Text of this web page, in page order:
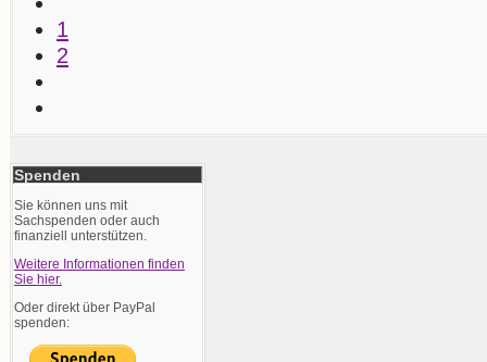
1
2
Spenden
Sie können uns mit
Sachspenden oder auch
finanziell unterstützen.
Weitere Informationen finden
Sie hier.
Oder direkt über PayPal
spenden: